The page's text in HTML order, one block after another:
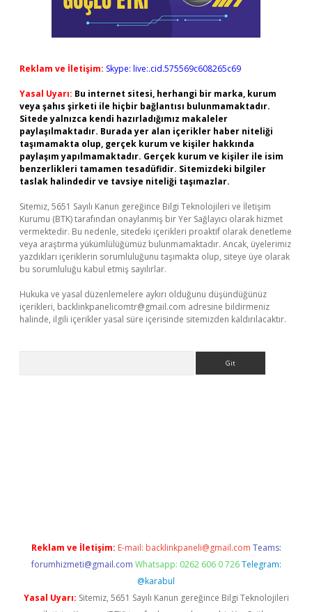
Reklam ve İletişim: Skype: live:.cid.575569c608265c69
Yasal Uyarı: Bu internet sitesi, herhangi bir marka, kurum
veya şahıs şirketi ile hiçbir bağlantısı bulunmamaktadır.
Sitede yalnızca kendi hazırladığımız makaleler
paylaşılmaktadır. Burada yer alan içerikler haber niteliği
taşımamakta olup, gerçek kurum ve kişiler hakkında
paylaşım yapılmamaktadır. Gerçek kurum ve kişiler ile isim
benzerlikleri tamamen tesadüfidir. Sitemizdeki bilgiler
taslak halindedir ve tavsiye niteliği taşımazlar.
Sitemiz, 5651 Sayılı Kanun gereğince Bilgi Teknolojileri ve İletişim
Kurumu (BTK) tarafından onaylanmış bir Yer Sağlayıcı olarak hizmet
vermektedir. Bu nedenle, sitedeki içerikleri proaktif olarak denetleme
veya araştırma yükümlülüğümüz bulunmamaktadır. Ancak, üyelerimiz
yazdıkları içeriklerin sorumluluğunu taşımakta olup, siteye üye olarak
bu sorumluluğu kabul etmiş sayılırlar.
Hukuka ve yasal düzenlemelere aykırı olduğunu düşündüğünüz
içerikleri, backlinkpanelicomtr@gmail.com adresine bildirmeniz
halinde, ilgili içerikler yasal süre içerisinde sitemizden kaldırılacaktır.
Reklam ve İletişim: E-mail: backlinkpaneli@gmail.com Teams:
forumhizmeti@gmail.com Whatsapp: 0262 606 0 726 Telegram:
@karabul
Yasal Uyarı: Sitemiz, 5651 Sayılı Kanun gereğince Bilgi Teknolojileri